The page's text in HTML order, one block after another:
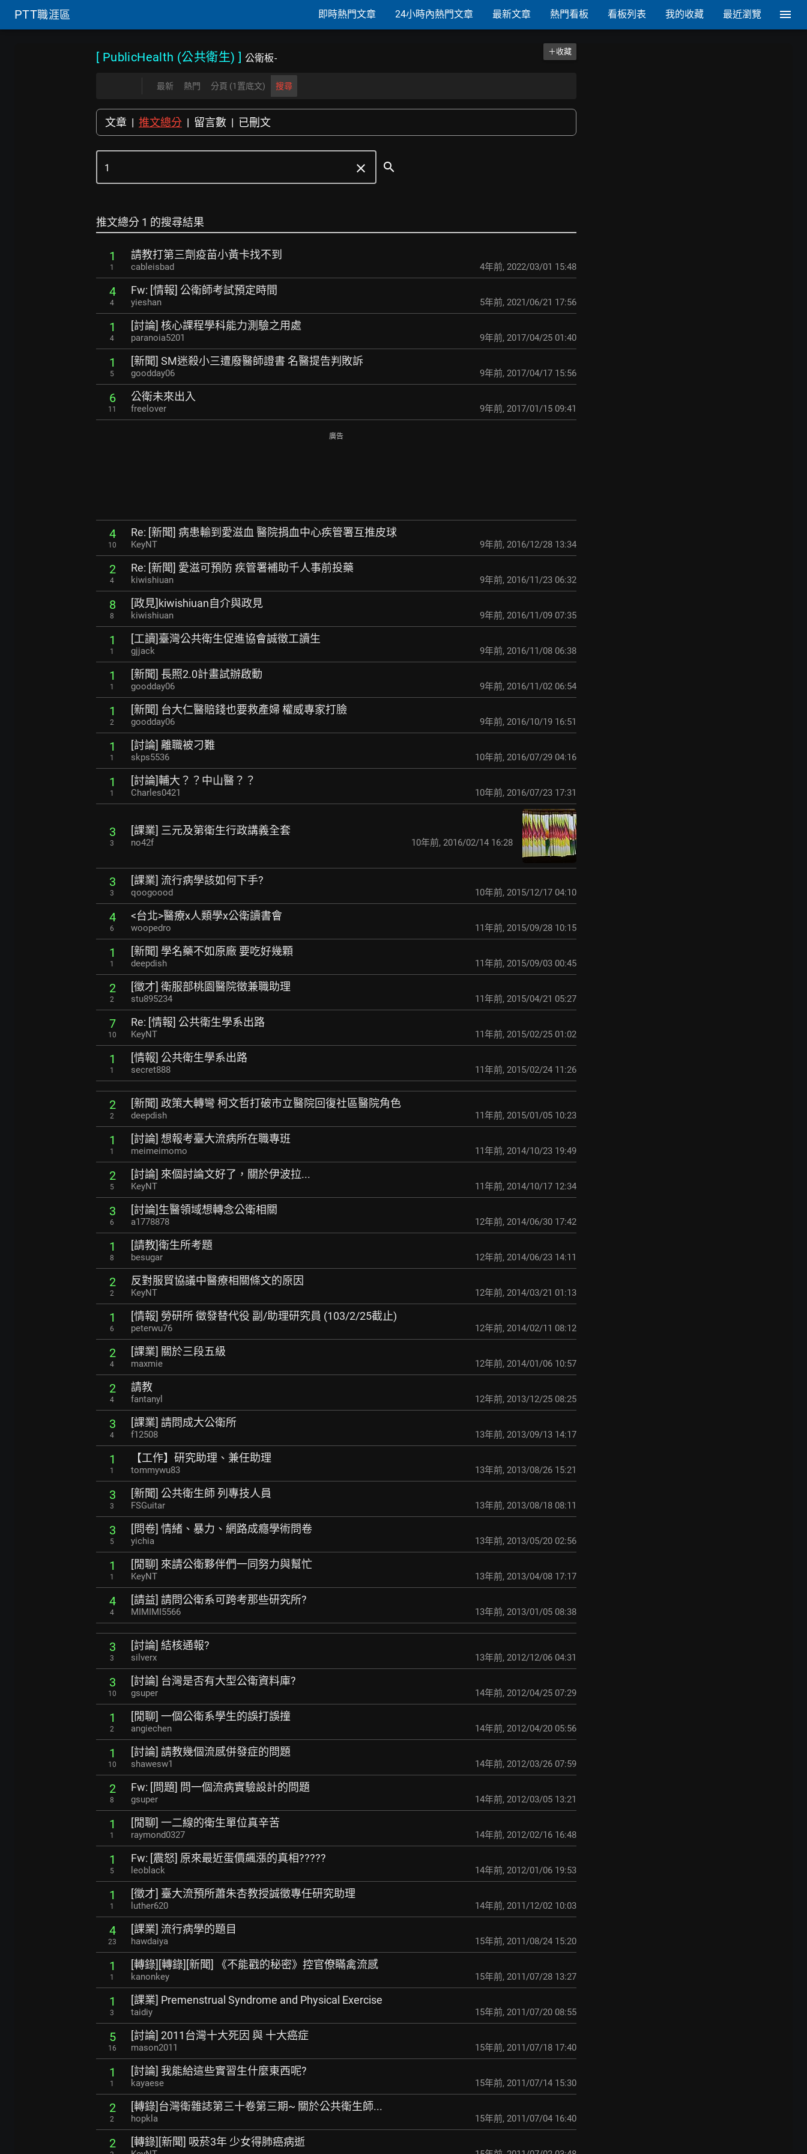
PTT職涯區 即時熱門文章 24小時內熱門文章 最新文章 熱門看板 看板列表 我的收藏 最近瀏覽
[ PublicHealth (公共衛生) ] 公衛板-
＋收藏
最新 熱門 分頁 (1置底文) 搜尋
文章 | 推文總分 | 留言數 | 已刪文
clear search
推文總分 1 的搜尋結果
1
1
請教打第三劑疫苗小黃卡找不到
cableisbad 4年前, 2022/03/01 15:48
4
4
Fw: [情報] 公衛師考試預定時間
yieshan 5年前, 2021/06/21 17:56
1
4
[討論] 核心課程學科能力測驗之用處
paranoia5201 9年前, 2017/04/25 01:40
1
5
[新聞] SM迷殺小三遭廢醫師證書 名醫提告判敗訴
goodday06 9年前, 2017/04/17 15:56
6
11
公衛未來出入
freelover 9年前, 2017/01/15 09:41
廣告
4
10
Re: [新聞] 病患輸到愛滋血 醫院捐血中心疾管署互推皮球
KeyNT 9年前, 2016/12/28 13:34
2
4
Re: [新聞] 愛滋可預防 疾管署補助千人事前投藥
kiwishiuan 9年前, 2016/11/23 06:32
8
8
[政見]kiwishiuan自介與政見
kiwishiuan 9年前, 2016/11/09 07:35
1
1
[工讀]臺灣公共衛生促進協會誠徵工讀生
gjjack 9年前, 2016/11/08 06:38
1
1
[新聞] 長照2.0計畫試辦啟動
goodday06 9年前, 2016/11/02 06:54
1
2
[新聞] 台大仁醫賠錢也要救產婦 權威專家打臉
goodday06 9年前, 2016/10/19 16:51
1
1
[討論] 離職被刁難
skps5536 10年前, 2016/07/29 04:16
1
1
[討論]輔大？？中山醫？？
Charles0421 10年前, 2016/07/23 17:31
3
3
[課業] 三元及第衛生行政講義全套
no42f 10年前, 2016/02/14 16:28
3
3
[課業] 流行病學該如何下手?
qoogoood 10年前, 2015/12/17 04:10
4
6
<台北>醫療x人類學x公衛讀書會
woopedro 11年前, 2015/09/28 10:15
1
1
[新聞] 學名藥不如原廠 要吃好幾顆
deepdish 11年前, 2015/09/03 00:45
2
2
[徵才] 衛服部桃園醫院徵兼職助理
stu895234 11年前, 2015/04/21 05:27
7
10
Re: [情報] 公共衛生學系出路
KeyNT 11年前, 2015/02/25 01:02
1
1
[情報] 公共衛生學系出路
secret888 11年前, 2015/02/24 11:26
2
2
[新聞] 政策大轉彎 柯文哲打破市立醫院回復社區醫院角色
deepdish 11年前, 2015/01/05 10:23
1
1
[討論] 想報考臺大流病所在職專班
meimeimomo 11年前, 2014/10/23 19:49
2
5
[討論] 來個討論文好了，關於伊波拉...
KeyNT 11年前, 2014/10/17 12:34
3
6
[討論]生醫領域想轉念公衛相關
a1778878 12年前, 2014/06/30 17:42
1
8
[請教]衛生所考題
besugar 12年前, 2014/06/23 14:11
2
2
反對服貿協議中醫療相關條文的原因
KeyNT 12年前, 2014/03/21 01:13
1
6
[情報] 勞研所 徵發替代役 副/助理研究員 (103/2/25截止)
peterwu76 12年前, 2014/02/11 08:12
2
4
[課業] 關於三段五級
maxmie 12年前, 2014/01/06 10:57
2
4
請教
fantanyl 12年前, 2013/12/25 08:25
3
4
[課業] 請問成大公衛所
f12508 13年前, 2013/09/13 14:17
1
1
【工作】研究助理、兼任助理
tommywu83 13年前, 2013/08/26 15:21
3
3
[新聞] 公共衛生師 列專技人員
FSGuitar 13年前, 2013/08/18 08:11
3
5
[問卷] 情緒、暴力、網路成癮學術問卷
yichia 13年前, 2013/05/20 02:56
1
1
[閒聊] 來請公衛夥伴們一同努力與幫忙
KeyNT 13年前, 2013/04/08 17:17
4
4
[請益] 請問公衛系可跨考那些研究所?
MIMIMI5566 13年前, 2013/01/05 08:38
3
3
[討論] 結核通報?
silverx 13年前, 2012/12/06 04:31
3
10
[討論] 台灣是否有大型公衛資料庫?
gsuper 14年前, 2012/04/25 07:29
1
2
[閒聊] 一個公衛系學生的誤打誤撞
angiechen 14年前, 2012/04/20 05:56
1
10
[討論] 請教幾個流感併發症的問題
shawesw1 14年前, 2012/03/26 07:59
2
8
Fw: [問題] 問一個流病實驗設計的問題
gsuper 14年前, 2012/03/05 13:21
1
1
[閒聊] 一二線的衛生單位真辛苦
raymond0327 14年前, 2012/02/16 16:48
1
5
Fw: [震怒] 原來最近蛋價飆漲的真相?????
leoblack 14年前, 2012/01/06 19:53
1
1
[徵才] 臺大流預所蕭朱杏教授誠徵專任研究助理
luther620 14年前, 2011/12/02 10:03
4
23
[課業] 流行病學的題目
hawdaiya 15年前, 2011/08/24 15:20
1
1
[轉錄][轉錄][新聞] 《不能戳的秘密》控官僚瞞禽流感
kanonkey 15年前, 2011/07/28 13:27
1
3
[課業] Premenstrual Syndrome and Physical Exercise
taidiy 15年前, 2011/07/20 08:55
5
16
[討論] 2011台灣十大死因 與 十大癌症
mason2011 15年前, 2011/07/18 17:40
1
1
[討論] 我能給這些實習生什麼東西呢?
kayaese 15年前, 2011/07/14 15:30
2
2
[轉錄]台灣衛雜誌第三十卷第三期~ 關於公共衛生師...
hopkla 15年前, 2011/07/04 16:40
2 [轉錄][新聞] 吸菸3年 少女得肺癌病逝